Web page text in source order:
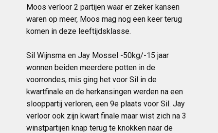
Moos verloor 2 partijen waar er zeker kansen
waren op meer, Moos mag nog een keer terug
komen in deze leeftijdsklasse.
Sil Wijnsma en Jay Mossel -50kg/-15 jaar
wonnen beiden meerdere potten in de
voorrondes, mis ging het voor Sil in de
kwartfinale en de herkansingen werden na een
slooppartij verloren, een 9e plaats voor Sil. Jay
verloor ook zijn kwart finale maar wist zich na 3
winstpartijen knap terug te knokken naar de